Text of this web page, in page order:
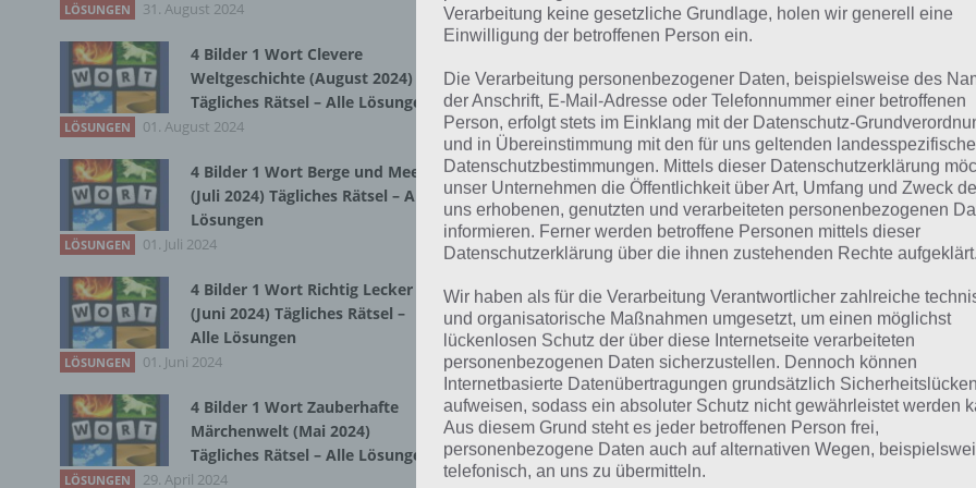
Zur Übersicht der4 Bilder 1 Wort Lösungen zu China im
Kurze Begriffserklärung
LÖSUNGEN 31. August 2024
4 Bilder 1 Wort Clevere
Weltgeschichte (August 2024)
Tägliches Rätsel – Alle Lösungen
LÖSUNGEN 01. August 2024
4 Bilder 1 Wort Berge und Meer
(Juli 2024) Tägliches Rätsel – Alle
Lösungen
LÖSUNGEN 01. Juli 2024
4 Bilder 1 Wort Richtig Lecker
(Juni 2024) Tägliches Rätsel –
Alle Lösungen
LÖSUNGEN 01. Juni 2024
4 Bilder 1 Wort Zauberhafte
Märchenwelt (Mai 2024)
Tägliches Rätsel – Alle Lösungen
LÖSUNGEN 29. April 2024
Verarbeitung keine gesetzliche Grundlage, holen wir generell eine
Einwilligung der betroffenen Person ein.
Die Verarbeitung personenbezogener Daten, beispielsweise des
der Anschrift, E-Mail-Adresse oder Telefonnummer einer betroffenen
Person, erfolgt stets im Einklang mit der Datenschutz-
und in Übereinstimmung mit den für uns geltenden
Datenschutzbestimmungen. Mittels dieser Datenschutzerklärung
unser Unternehmen die Öffentlichkeit über Art, Umfang und Zweck
uns erhobenen, genutzten und verarbeiteten personenbezogenen
informieren. Ferner werden betroffene Personen mittels dieser
Datenschutzerklärung über die ihnen zustehenden Rechte aufgeklärt.
Wir haben als für die Verarbeitung Verantwortlicher zahlreiche
und organisatorische Maßnahmen umgesetzt, um einen möglichst
lückenlosen Schutz der über diese Internetseite verarbeiteten
personenbezogenen Daten sicherzustellen. Dennoch können
Internetbasierte Datenübertragungen grundsätzlich Sicherheitslücken
aufweisen, sodass ein absoluter Schutz nicht gewährleistet werden
Aus diesem Grund steht es jeder betroffenen Person frei,
personenbezogene Daten auch auf alternativen Wegen,
telefonisch, an uns zu übermitteln.